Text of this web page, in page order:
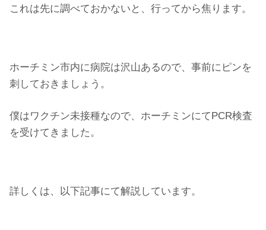
これは先に調べておかないと、行ってから焦ります。
ホーチミン市内に病院は沢山あるので、事前にピンを
刺しておきましょう。
僕はワクチン未接種なので、ホーチミンにてPCR検査
を受けてきました。
詳しくは、以下記事にて解説しています。